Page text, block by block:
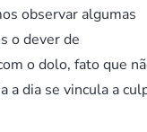
observar algumas
o dever de
o dolo, fato que
a dia se vincula a